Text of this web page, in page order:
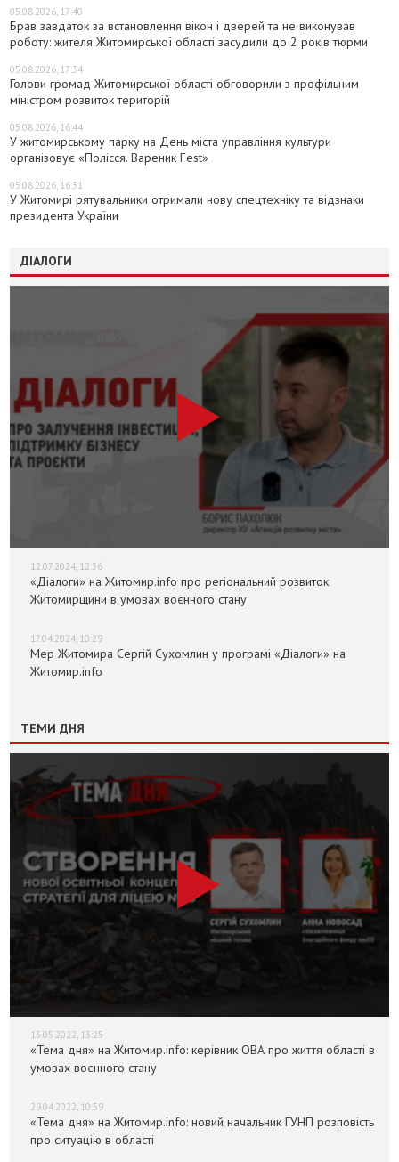
05.08.2026, 17:40
Брав завдаток за встановлення вікон і дверей та не виконував
роботу: жителя Житомирської області засудили до 2 років тюрми
05.08.2026, 17:34
Голови громад Житомирської області обговорили з профільним
міністром розвиток територій
05.08.2026, 16:44
У житомирському парку на День міста управління культури
організовує «Полісся. Вареник Fest»
05.08.2026, 16:31
У Житомирі рятувальники отримали нову спецтехніку та відзнаки
президента України
ДІАЛОГИ
12.07.2024, 12:36
«Діалоги» на Житомир.info про регіональний розвиток
Житомирщини в умовах воєнного стану
17.04.2024, 10:29
Мер Житомира Сергій Сухомлин у програмі «Діалоги» на
Житомир.info
ТЕМИ ДНЯ
13.05.2022, 13:25
«Тема дня» на Житомир.info: керівник ОВА про життя області в
умовах воєнного стану
29.04.2022, 10:59
«Тема дня» на Житомир.info: новий начальник ГУНП розповість
про ситуацію в області